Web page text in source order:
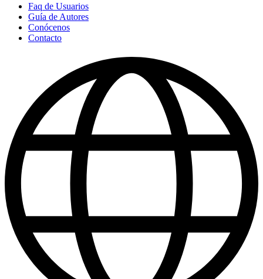
Faq de Usuarios
Guía de Autores
Conócenos
Contacto